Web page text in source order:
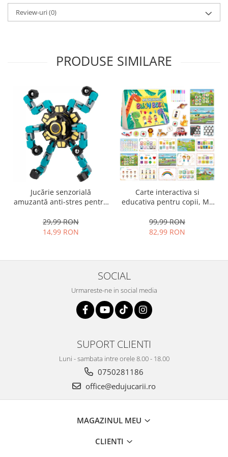
Review-uri(0)
PRODUSE SIMILARE
Jucărie senzorială
amuzantă anti-stres pentru
Spinner transformabil,
29,99 RON
14,99 RON
Carte interactiva si
educativa pentru copii, My
pagini activitati multiple,
stickere repozitionabile,
99,99 RON
82,99 RON
SOCIAL
Urmareste-ne in social media
SUPORT CLIENTI
Luni - sambata intre orele 8.00 - 18.00
0750281186
office@edujucarii.ro
MAGAZINUL MEU
CLIENTI